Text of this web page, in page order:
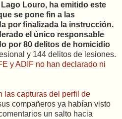
Louro, ha emitido este
se pone fin a las
por finalizada la instrucción.
el único responsable
por 80 delitos de homicidio
y 144 delitos de lesiones.
y ADIF no han declarado ni
las capturas del perfil de
compañeros ya habían visto
un salto hacia